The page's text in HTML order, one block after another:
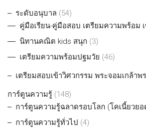
ระดับอนุบาล (54)
คู่มือเรียน-คู่มือสอบ เตรียมความพร้อม เ
นิทานคณิต kids สนุก (3)
เตรียมความพร้อมปฐมวัย (46)
เตรียมสอบเข้าวิศวกรรม พระจอมเกล้าพ
การ์ตูนความรู้ (148)
การ์ตูนความรู้ฉลาดรอบโลก (โคเนี้ยวย
การ์ตูนความรู้ทั่วไป (4)